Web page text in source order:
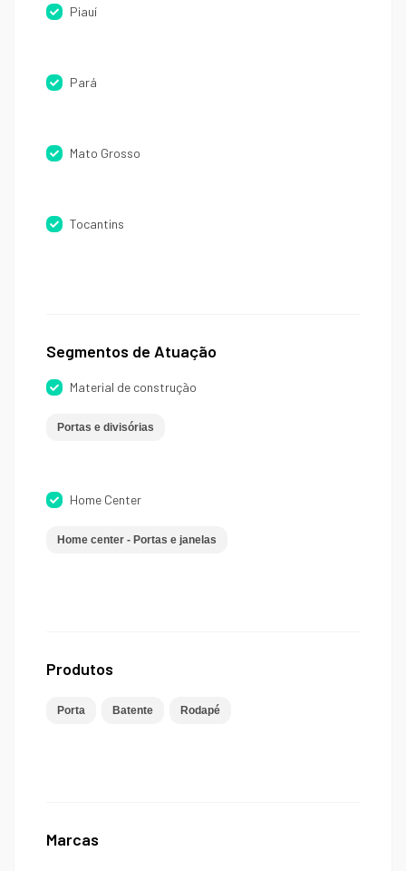
Piauí
Pará
Mato Grosso
Tocantins
Segmentos de Atuação
Material de construção
Portas e divisórias
Home Center
Home center - Portas e janelas
Produtos
Porta Batente Rodapé
Marcas